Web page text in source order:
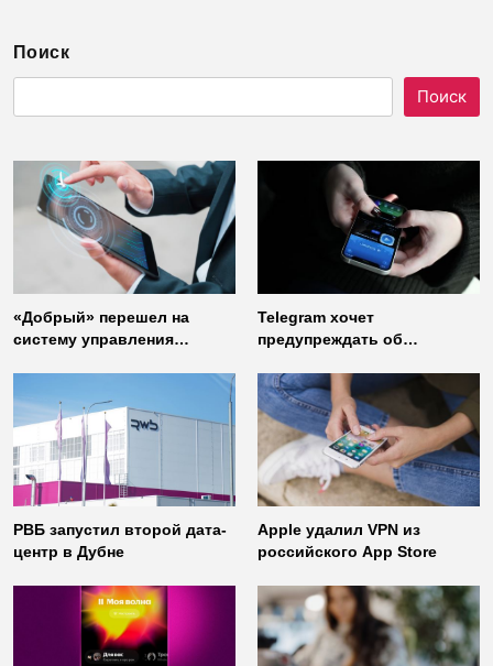
Поиск
Поиск
«Добрый» перешел на
систему управления
Telegram хочет
предупреждать об
неофициальных клиентов
мессенджера
РВБ запустил второй дата-
центр в Дубне
Apple удалил VPN из
российского App Store